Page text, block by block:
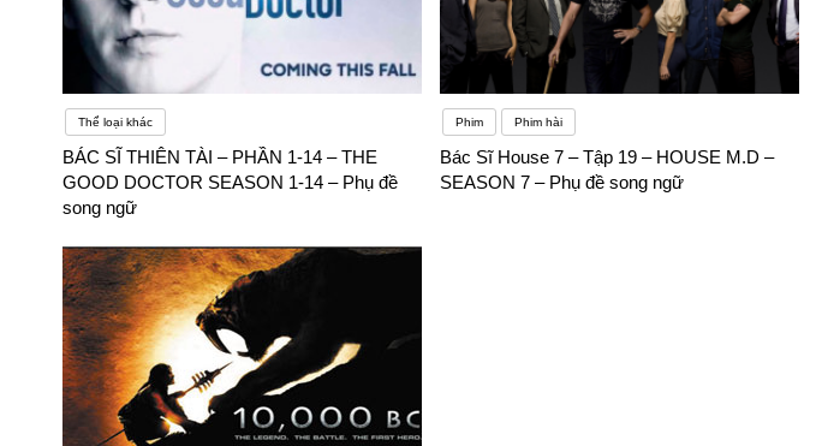
Thể loại khác
BÁC SĨ THIÊN TÀI – PHẦN 1-14 – THE
GOOD DOCTOR SEASON 1-14 – Phụ đề
song ngữ
Phim Phim hài
Bác Sĩ House 7 – Tập 19 – HOUSE M.D –
SEASON 7 – Phụ đề song ngữ